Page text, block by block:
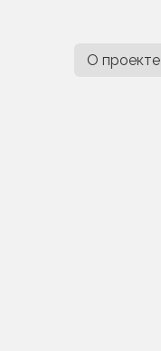
О проекте